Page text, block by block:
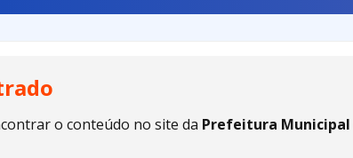
o conteúdo no site da Prefeitura Municipal